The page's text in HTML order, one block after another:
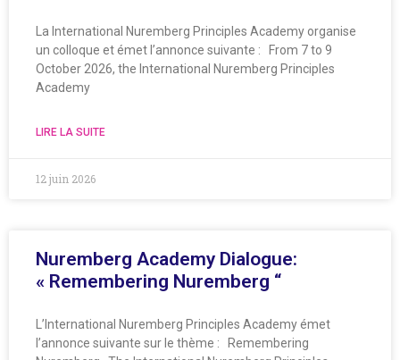
La International Nuremberg Principles Academy organise
un colloque et émet l’annonce suivante : From 7 to 9
October 2026, the International Nuremberg Principles
Academy
LIRE LA SUITE
12 juin 2026
Nuremberg Academy Dialogue:
« Remembering Nuremberg “
L’International Nuremberg Principles Academy émet
l’annonce suivante sur le thème : Remembering